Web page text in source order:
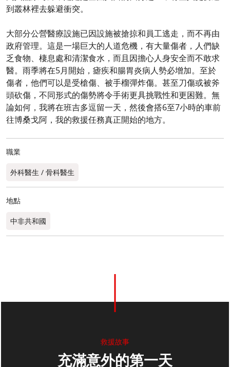
到叢林裡去躲避衝突。
大部分公營醫療設施已因設施被搶掠和員工逃走，而不再由
政府管理。這是一場巨大的人道危機，有大量傷者，人們缺
乏食物、棲息處和清潔食水，而且因擔心人身安全而不敢求
醫。雨季將在5月開始，瘧疾和腸胃炎病人勢必增加。至於
傷者，他們可以是受槍傷、被手榴彈炸傷。甚至刀傷或被斧
頭砍傷，不同形式的傷勢將令手術更具挑戰性和更困難。無
論如何，我將在班吉多逗留一天，然後會搭6至7小時的車前
往博桑戈阿，我的救援任務真正開始的地方。
職業
外科醫生 / 骨科醫生
地點
中非共和國
救援故事
充滿意外的第一天